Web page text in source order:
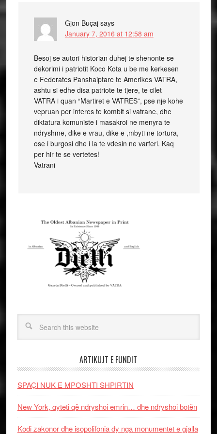
Gjon Buçaj says
January 7, 2016 at 12:58 am
Besoj se autori historian duhej te shenonte se
dekorimi i patriotit Koco Kota u be me kerkesen
e Federates Panshaiptare te Amerikes VATRA,
ashtu si edhe disa patriote te tjere, te cilet
VATRA i quan “Martiret e VATRES”, pse nje kohe
vepruan per interes te kombit si vatrane, dhe
diktatura komuniste i masakroi ne menyra te
ndryshme, dike e vrau, dike e ,mbyti ne tortura,
ose i burgosi dhe i la te vdesin ne varferi. Kaq
per hir te se vertetes!
Vatrani
ARTIKUJT E FUNDIT
SPAÇI NUK E MPOSHTI SHPIRTIN
New York, qyteti që ndryshoi emrin… dhe ndryshoi botën
Kodi zakonor dhe isopolifonia dy nga monumentet e gjalla